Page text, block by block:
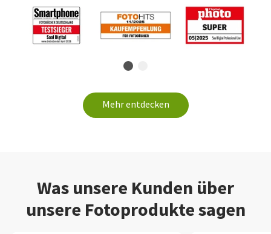
Mehr entdecken
Was unsere Kunden über
unsere Fotoprodukte sagen